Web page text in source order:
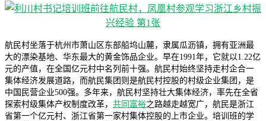
航民村坐落于杭州市萧山区东部船坞山麓，隶属瓜沥镇，拥有亚洲最
大的漂染基地、华东最大的黄金饰品企业。早在1991年，它就以1.22亿
元的产值，在全国亿元村中名列前十强。航民村始终坚持走村企合一
集体经济发展道路，而航民集团则是航民村控股的村级企业集团，是
中国民营企业500强。多年来，航民村坚持壮大集体经济，率先在全省
探索村级集体产权制度改革， 共同富裕之路越走越宽广，航民是浙江
省第一个亿元村、浙江省第一家村集体控股的上市企业。培训班的学